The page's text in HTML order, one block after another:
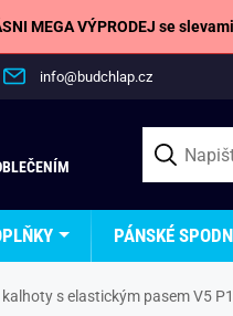
MEGA VÝPRODEJ se
info@budchlap.cz
PÁNSKÉ
s elastickým pasem V5